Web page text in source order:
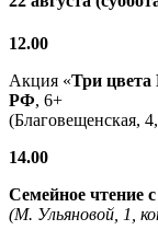
12.00
Акция «Три цвета
РФ, 6+
(Благовещенская,
14.00
Семейное чтение с
(М. Ульяновой, 1,